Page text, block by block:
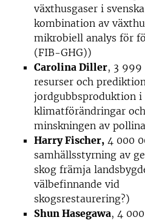
växthusgaser i
kombination av
mikrobiell analys för
(FIB-
Carolina Diller, 3 999
resurser och
jordgubbsproduktion i
klimatförändringar
minskningen av
Harry Fischer, 4 000
samhällsstyrning av
skog främja
välbefinnande vid
Shun Hasegawa, 4